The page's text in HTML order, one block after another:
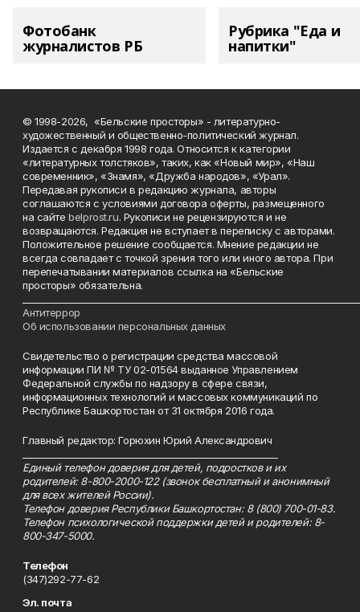
Фотобанк
журналистов РБ
Рубрика "Еда и
напитки"
© 1998-2026, «Бельские просторы» - литературно-
художественный и общественно-политический журнал.
Издается с декабря 1998 года. Относится к категории
«литературных толстяков», таких, как «Новый мир», «Наш
современник», «Знамя», «Дружба народов», «Урал».
Передавая рукописи в редакцию журнала, авторы
соглашаются с условиями договора оферты, размещенного
на сайтеbelprost.ru. Рукописи не рецензируются и не
возвращаются. Редакция не вступает в переписку с авторами.
Положительное решение сообщается. Мнение редакции не
всегда совпадает с точкой зрения того или иного автора. При
перепечатывании материалов ссылка на «Бельские
просторы» обязательна.
Антитеррор
Об использовании персональных данных
Свидетельство о регистрации средства массовой
информации ПИ № ТУ 02-01564 выданное Управлением
Федеральной службы по надзору в сфере связи,
информационных технологий и массовых коммуникаций по
Республике Башкортостан от 31 октября 2016 года.
Главный редактор: Горюхин Юрий Александрович
Единый телефон доверия для детей, подростков и их
родителей: 8-800-2000-122 (звонок бесплатный и анонимный
для всех жителей России).
Телефон доверия Республики Башкортостан: 8 (800) 700-01-83.
Телефон психологической поддержки детей и родителей: 8-
800-347-5000.
Телефон
(347)292-77-62
Эл. почта